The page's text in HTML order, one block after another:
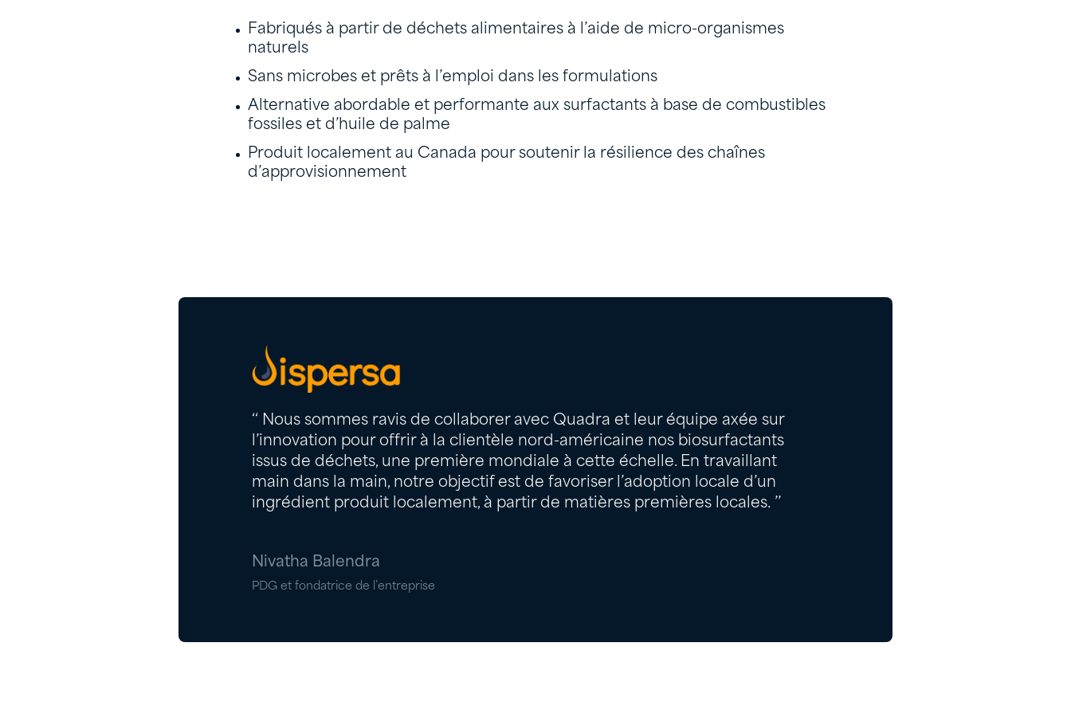
Fabriqués à partir de déchets alimentaires à l’aide de micro-organismes
naturels
Sans microbes et prêts à l’emploi dans les formulations
Alternative abordable et performante aux surfactants à base de combustibles
fossiles et d’huile de palme
Produit localement au Canada pour soutenir la résilience des chaînes
d’approvisionnement
‘‘ Nous sommes ravis de collaborer avec Quadra et leur équipe axée sur
l’innovation pour offrir à la clientèle nord-américaine nos biosurfactants
issus de déchets, une première mondiale à cette échelle. En travaillant
main dans la main, notre objectif est de favoriser l’adoption locale d’un
ingrédient produit localement, à partir de matières premières locales. ’’
Nivatha Balendra
PDG et fondatrice de l’entreprise